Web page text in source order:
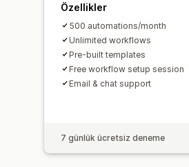
Özellikler
500 automations/month
Unlimited workflows
Pre-built templates
Free workflow setup session
Email & chat support
7 günlük ücretsiz deneme